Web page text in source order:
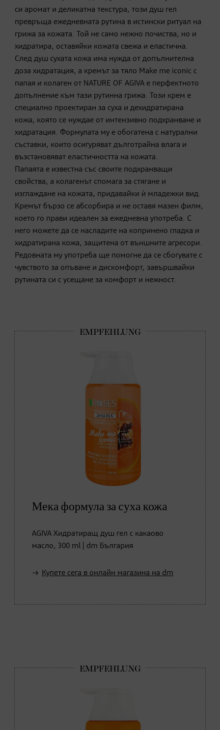
си аромат и деликатна текстура, този душ гел
превръща ежедневната рутина в истински ритуал на
грижа за кожата. Той не само нежно почиства, но и
хидратира, оставяйки кожата свежа и еластична.
След душ сухата кожа има нужда от допълнителна
доза хидратация, а кремът за тяло Make me iconic с
папая и колаген от NATURE OF AGIVA е перфектното
допълнение към тази рутинна грижа. Този крем е
специално проектиран за суха и дехидратирана
кожа, която се нуждае от интензивно подхранване и
хидратация. Формулата му е обогатена с натурални
съставки, които осигуряват дълготрайна влага и
възстановяват еластичността на кожата.
Папаята е известна със своите подхранващи
свойства, а колагенът спомага за стягане и
изглаждане на кожата, придавайки ѝ младежки вид.
Кремът бързо се абсорбира и не оставя мазен филм,
което го прави идеален за ежедневна употреба. С
него можете да се насладите на копринено гладка и
хидратирана кожа, защитена от външните агресори.
Редовната му употреба ще помогне да се сбогувате с
чувството за опъване и дискомфорт, завършвайки
рутината си с усещане за комфорт и нежност.
Мека формула за суха кожа
AGIVA Хидратиращ душ гел с какаово
масло, 300 ml | dm България
Купете сега в онлайн магазина на dm